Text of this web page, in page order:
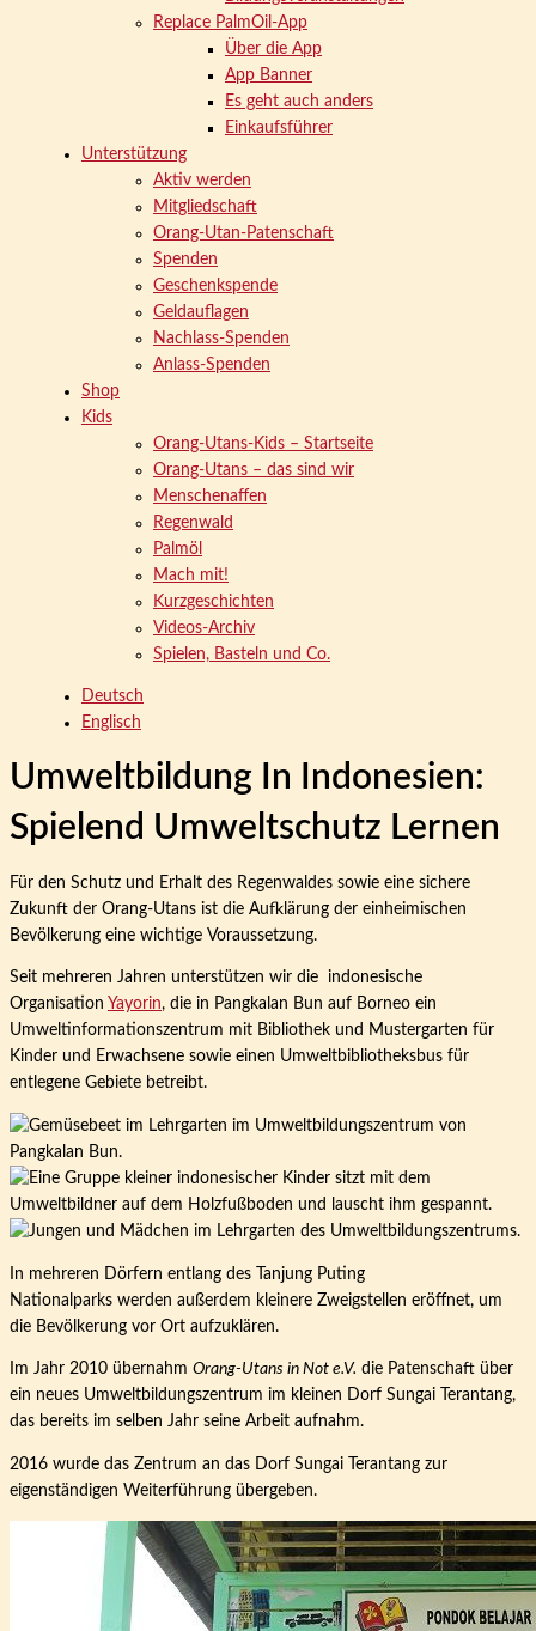
Replace PalmOil-App
Über die App
App Banner
Es geht auch anders
Einkaufsführer
Unterstützung
Aktiv werden
Mitgliedschaft
Orang-Utan-Patenschaft
Spenden
Geschenkspende
Geldauflagen
Nachlass-Spenden
Anlass-Spenden
Shop
Kids
Orang-Utans-Kids – Startseite
Orang-Utans – das sind wir
Menschenaffen
Regenwald
Palmöl
Mach mit!
Kurzgeschichten
Videos-Archiv
Spielen, Basteln und Co.
Deutsch
Englisch
Umweltbildung In Indonesien:
Spielend Umweltschutz Lernen
Für den Schutz und Erhalt des Regenwaldes sowie eine sichere
Zukunft der Orang-Utans ist die Aufklärung der einheimischen
Bevölkerung eine wichtige Voraussetzung.
Seit mehreren Jahren unterstützen wir die indonesische
Organisation Yayorin, die in Pangkalan Bun auf Borneo ein
Umweltinformationszentrum mit Bibliothek und Mustergarten für
Kinder und Erwachsene sowie einen Umweltbibliotheksbus für
entlegene Gebiete betreibt.
In mehreren Dörfern entlang des Tanjung Puting
Nationalparks werden außerdem kleinere Zweigstellen eröffnet, um
die Bevölkerung vor Ort aufzuklären.
Im Jahr 2010 übernahm Orang-Utans in Not e.V. die Patenschaft über
ein neues Umweltbildungszentrum im kleinen Dorf Sungai Terantang,
das bereits im selben Jahr seine Arbeit aufnahm.
2016 wurde das Zentrum an das Dorf Sungai Terantang zur
eigenständigen Weiterführung übergeben.